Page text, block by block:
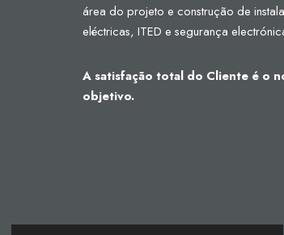
área do projeto e construção de
eléctricas, ITED e segurança
A satisfação total do Cliente é o
objetivo.